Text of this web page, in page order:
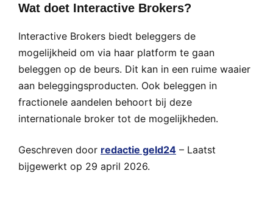
Wat doet Interactive Brokers?
Interactive Brokers biedt beleggers de
mogelijkheid om via haar platform te gaan
beleggen op de beurs. Dit kan in een ruime waaier
aan beleggingsproducten. Ook beleggen in
fractionele aandelen behoort bij deze
internationale broker tot de mogelijkheden.
Geschreven door redactie geld24 – Laatst
bijgewerkt op 29 april 2026.